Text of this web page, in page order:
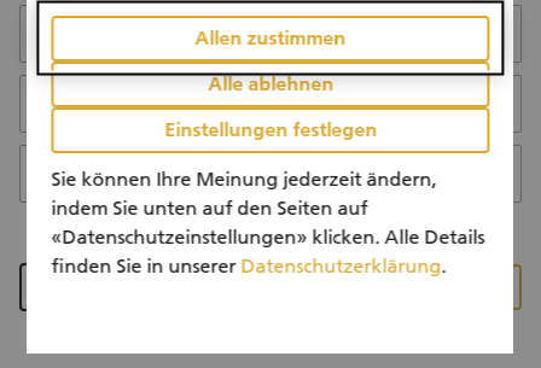
Email address
Was gibt 6 - 3?
Allen zustimmen
Alle ablehnen
Einstellungen festlegen
Sie können Ihre Meinung jederzeit ändern,
indem Sie unten auf den Seiten auf
«Datenschutzeinstellungen» klicken. Alle Details
finden Sie in unserer Datenschutzerklärung.